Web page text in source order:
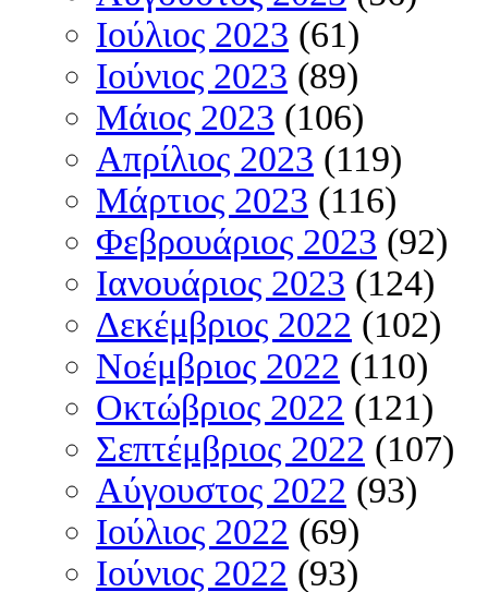
Ιούλιος 2023 (61)
Ιούνιος 2023 (89)
Μάιος 2023 (106)
Απρίλιος 2023 (119)
Μάρτιος 2023 (116)
Φεβρουάριος 2023 (92)
Ιανουάριος 2023 (124)
Δεκέμβριος 2022 (102)
Νοέμβριος 2022 (110)
Οκτώβριος 2022 (121)
Σεπτέμβριος 2022 (107)
Αύγουστος 2022 (93)
Ιούλιος 2022 (69)
Ιούνιος 2022 (93)